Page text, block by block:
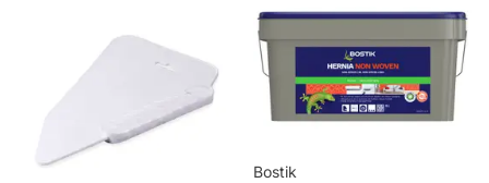
Applicering av lim: Lim strykes på
väggen
Leverantörens artikelnummer: 6960
Bostik